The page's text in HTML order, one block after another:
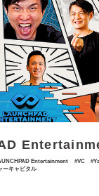
Entertainment VC
ーキャピタル